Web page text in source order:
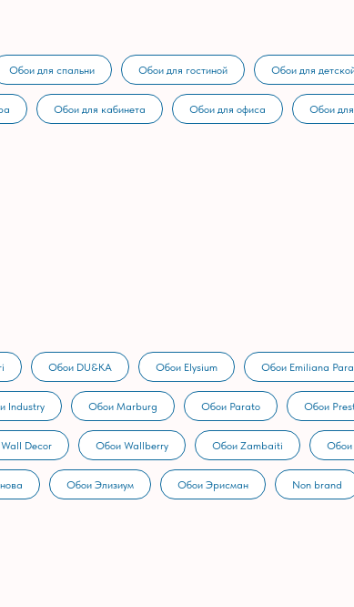
Обои для спальни Обои для гостиной Обои для
Обои для кабинета Обои для офиса Обои
Обои DU&KA Обои Elysium Обои Emiliana
Industry Обои Marburg Обои Parato Обои
Decor Обои Wallberry Обои Zambaiti Обои
Обои Элизиум Обои Эрисман Non brand